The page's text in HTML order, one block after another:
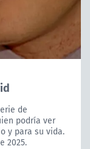
de
podría ver
y para su vida.
2025.